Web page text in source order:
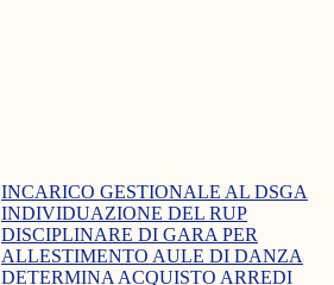
INCARICO GESTIONALE AL DSGA
INDIVIDUAZIONE DEL RUP
DISCIPLINARE DI GARA PER
ALLESTIMENTO AULE DI DANZA
DETERMINA ACQUISTO ARREDI